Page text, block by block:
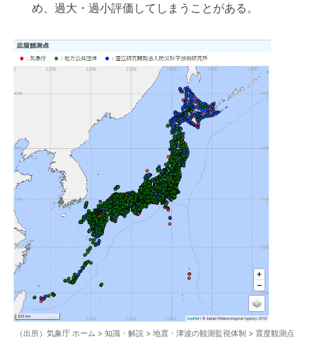
め、過大・過小評価してしまうことがある。
（出所）気象庁 ホーム > 知識・解説 > 地震・津波の観測監視体制 > 震度観測点